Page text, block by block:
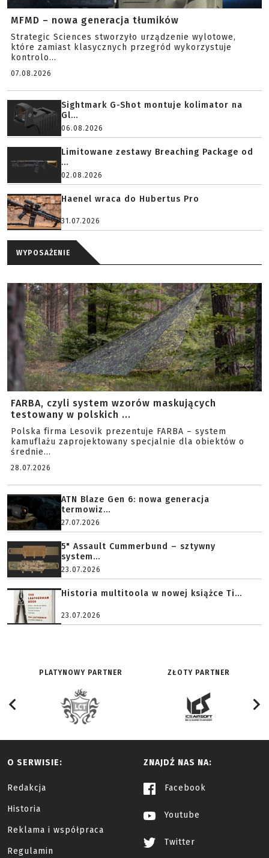
MFMD – nowa generacja tłumików
Strategic Sciences stworzyło urządzenie wylotowe,
które zamiast klasycznych przegród wykorzystuje
kontrolo...
07.08.2026
Sightmark G-Shot montuje kolimator na
Gl...
06.08.2026
Limitowane zestawy Breaching Package od
...
02.08.2026
Haenel wraca do Hubertus Pro
31.07.2026
WYPOSAŻENIE
FARBA, czyli system wzorów maskujących
testowany w polskich ...
Polska firma Lesovik prezentuje FARBA – system
kamuflażu zaprojektowany specjalnie dla obiektów o
średnie...
28.07.2026
ATN Blaze Gen 6: nowa generacja
termowiz...
27.07.2026
5" Assault Cummerbund – sztywny
system...
23.07.2026
Historia multitoola w nowej książce Ti...
23.07.2026
PLATYNOWY PARTNER ZŁOTY PARTNER
O SERWISIE:
Redakcja
Historia
Reklama i współpraca
Regulamin
ZNAJDŹ NAS NA:
Facebook
Youtube
Twitter